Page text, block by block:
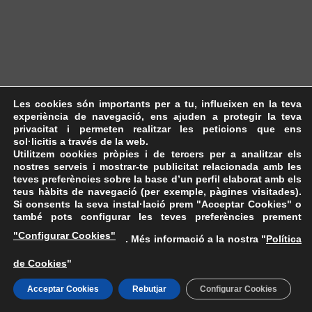
Les cookies són importants per a tu, influeixen en la teva
experiència de navegació, ens ajuden a protegir la teva
privacitat i permeten realitzar les peticions que ens
sol·licitis a través de la web.
Utilitzem cookies pròpies i de tercers per a analitzar els
nostres serveis i mostrar-te publicitat relacionada amb les
teves preferències sobre la base d’un perfil elaborat amb els
teus hàbits de navegació (per exemple, pàgines visitades).
Si consents la seva instal·lació prem "Acceptar Cookies" o
també pots configurar les teves preferències prement
"Configurar Cookies"
. Més informació a la nostra "Política
de Cookies"
Acceptar Cookies Rebutjar Configurar Cookies